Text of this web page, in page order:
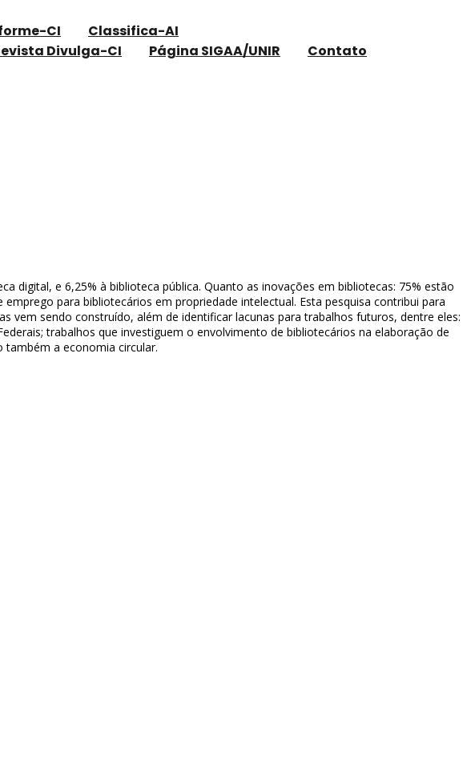
CI
Classifica-AI
Divulga-CI Página SIGAA/UNIR Contato
digital, e 6,25% à biblioteca pública. Quanto as inovações em bibliotecas: 75% estão
emprego para bibliotecários em propriedade intelectual. Esta pesquisa contribui para
sendo construído, além de identificar lacunas para trabalhos futuros, dentre eles:
trabalhos que investiguem o envolvimento de bibliotecários na elaboração de
a economia circular.